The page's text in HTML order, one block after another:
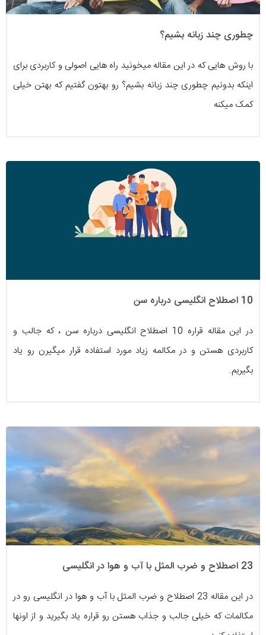
چطوری چند زبانه بشیم؟
با روش هایی که در این مقاله میخونید راه هایی اصولی و کاربردی برای
اینکه بدونیم چطوری چند زبانه بشیم؟ رو بهتون گفتیم که بهتن خیلی
کمک میکنه
10 اصطلاح انگلیسی درباره سن
در این مقاله قراره 10 اصطلاح انگلیسی درباره سن ، که جالب و
کاربردی هستن و در مکالمه زیاد مورد استفاده قرار میگیرن رو یاد
بگیریم.
23 اصطلاح و ضرب المثل با آب و هوا در انگلیسی
در این مقاله 23 اصطلاح و ضرب المثل با آب و هوا در انگلیسی رو در
مکالمات که خیلی جالب و جذاب هستن رو قراره یاد بگیرید و از اونها